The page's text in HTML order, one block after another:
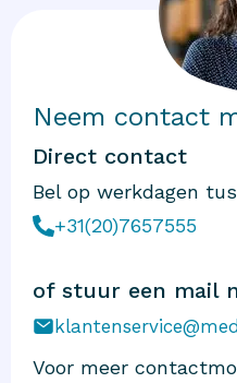
Neem contact
Direct contact
Bel op werkdagen
+31(20)7657555
of stuur een mail
Voor meer